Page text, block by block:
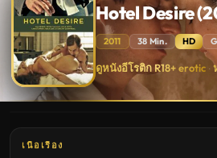
Hotel Desire
2011 38 Min. HD
Hotel
Desire
(2011)
ดู
พากย์
ดูหนังอีโรติก R18+ erotic ·
เนื้อเรื่อง